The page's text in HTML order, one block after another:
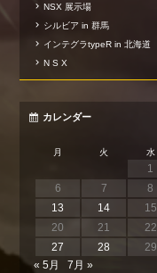
NSX 展示場
シルビア in 群馬
インテグラtypeR in 北海道
N S X
カレンダー
月 火 水
1
6
7 8
13
14 15
20
21 22
27
28 29
« 5月
7月 »